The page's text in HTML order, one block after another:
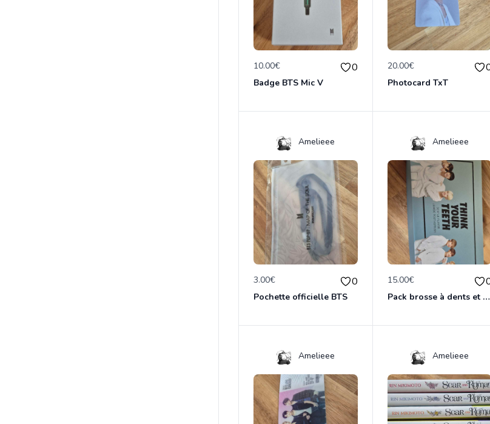
10.00€ 0
Badge BTS Mic V
20.00€
Photocard TxT
Amelieee
3.00€ 0
Pochette officielle BTS
Amelieee
15.00€
Pack brosse à dents et dentifrice BTS
Amelieee Amelieee